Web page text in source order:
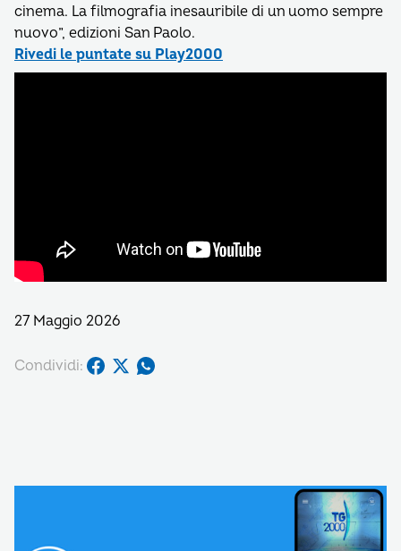
cinema. La filmografia inesauribile di un uomo sempre
nuovo”, edizioni San Paolo.
Rivedi le puntate su Play2000
27 Maggio 2026
Condividi: